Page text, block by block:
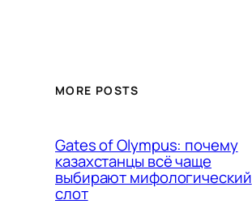
MORE POSTS
Gates of Olympus: почему
казахстанцы всё чаще
выбирают мифологический
слот